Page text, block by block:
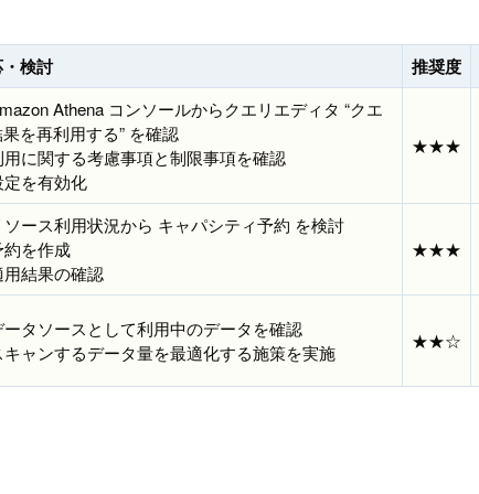
検討 推奨度
Athena コンソールからクエリエディタ “クエ
を再利用する” を確認
用に関する考慮事項と制限事項を確認
定を有効化
★★★
ソース利用状況から キャパシティ予約 を検討
約を作成
用結果の確認
★★★
ータソースとして利用中のデータを確認
キャンするデータ量を最適化する施策を実施
★★☆